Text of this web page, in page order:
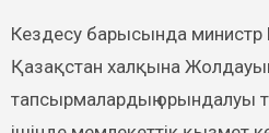
Кездесу барысында
Қазақстан халқына
тапсырмалардың орындалуы